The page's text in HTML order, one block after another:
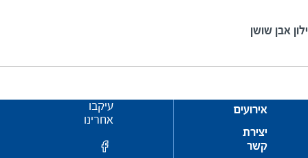
אבן שושן
אירועים
יצירת
קשר
עיקבו
אחרינו